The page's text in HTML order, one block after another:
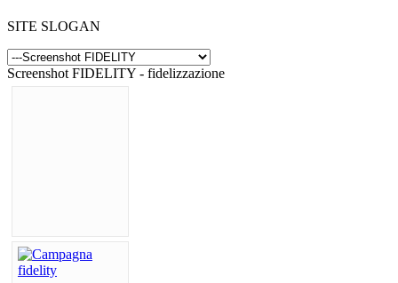
SITE SLOGAN
Screenshot FIDELITY - fidelizzazione